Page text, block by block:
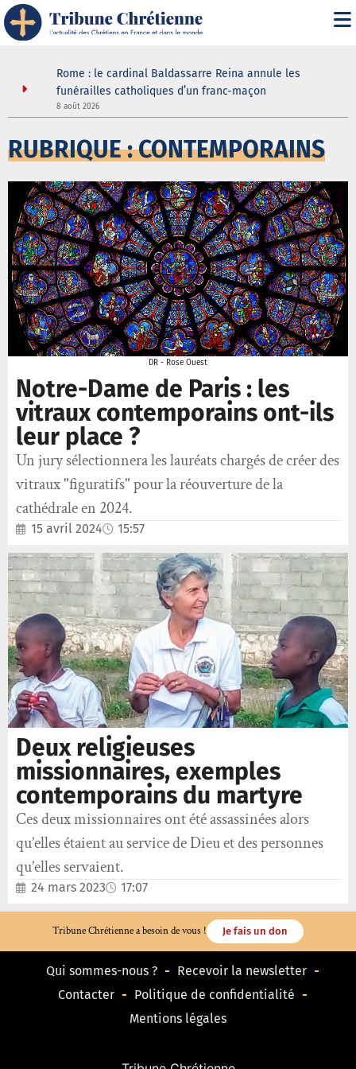
Rome : le cardinal Baldassarre Reina annule les
funérailles catholiques d’un franc-maçon
8 août 2026
RUBRIQUE : CONTEMPORAINS
DR - Rose Ouest
Notre-Dame de Paris : les
vitraux contemporains ont-ils
leur place ?
Un jury sélectionnera les lauréats chargés de créer des
vitraux "figuratifs" pour la réouverture de la
cathédrale en 2024.
15 avril 2024 15:57
Deux religieuses
missionnaires, exemples
contemporains du martyre
Ces deux missionnaires ont été assassinées alors
qu’elles étaient au service de Dieu et des personnes
qu’elles servaient.
24 mars 2023 17:07
Tribune Chrétienne a besoin de vous ! Je fais un don
Qui sommes-nous ?
Recevoir la newsletter
Contacter
Politique de confidentialité
Mentions légales